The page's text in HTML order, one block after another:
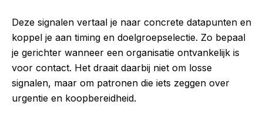
Deze signalen vertaal je naar concrete datapunten en
koppel je aan timing en doelgroepselectie. Zo bepaal
je gerichter wanneer een organisatie ontvankelijk is
voor contact. Het draait daarbij niet om losse
signalen, maar om patronen die iets zeggen over
urgentie en koopbereidheid.